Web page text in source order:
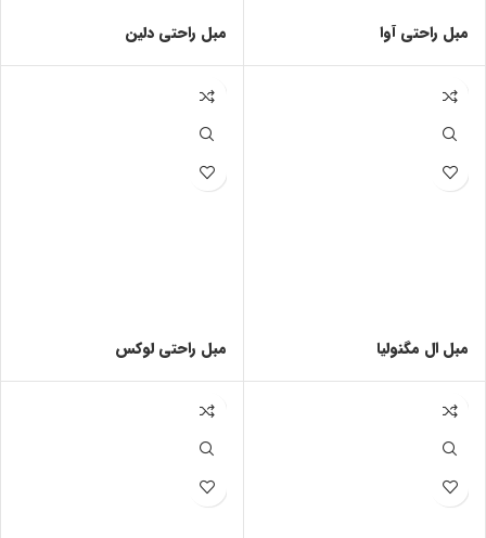
مبل راحتی آوا مبل راحتی دلین
مبل ال مگنولیا مبل راحتی لوکس